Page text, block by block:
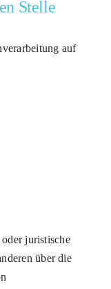
Stelle
auf
juristische
über die